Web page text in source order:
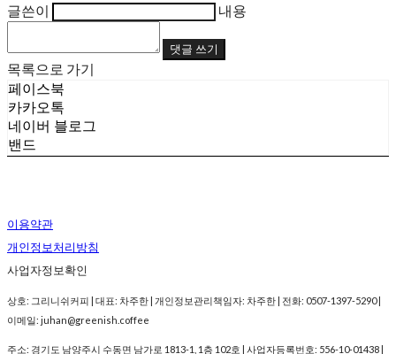
글쓴이
내용
댓글 쓰기
목록으로 가기
페이스북
카카오톡
네이버 블로그
밴드
이용약관
개인정보처리방침
사업자정보확인
상호: 그리니쉬커피 | 대표: 차주한 | 개인정보관리책임자: 차주한 | 전화: 0507-1397-5290 |
이메일: juhan@greenish.coffee
주소: 경기도 남양주시 수동면 남가로 1813-1, 1층 102호 | 사업자등록번호: 556-10-01438 |